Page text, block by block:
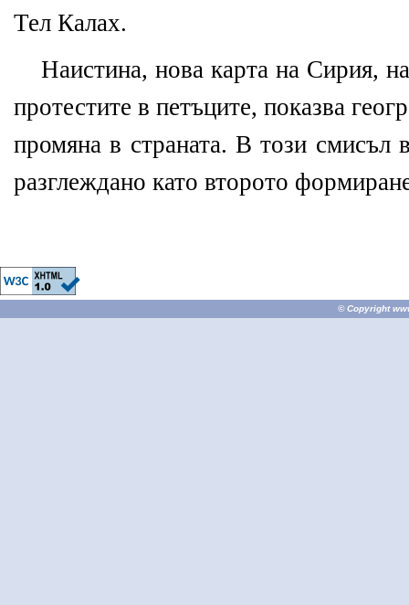
Тел Калах.
Наистина, нова карта на Сирия,
протестите в петъците, показва
промяна в страната. В този смисъл
разглеждано като второто
© Copyright